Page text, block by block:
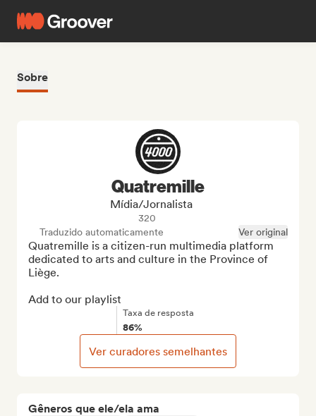
Sobre
Gêneros que ele/ela ama
Quatremille
Mídia/Jornalista
320
Traduzido automaticamente
Ver original
Quatremille is a citizen-run multimedia platform
dedicated to arts and culture in the Province of
Liège.
Add to our playlist
Taxa de resposta
86%
Ver curadores semelhantes